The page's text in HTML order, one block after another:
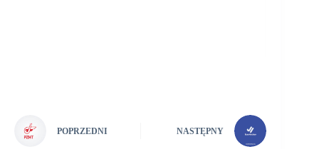
POPRZEDNI NASTĘPNY